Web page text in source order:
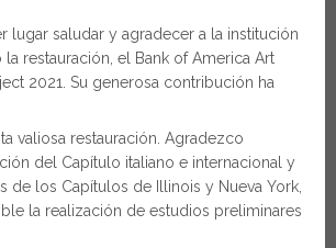
lugar saludar y agradecer a la institución
la restauración, el Bank of America Art
2021. Su generosa contribución ha
valiosa restauración. Agradezco
del Capítulo italiano e internacional y
de los Capítulos de Illinois y Nueva York,
la realización de estudios preliminares